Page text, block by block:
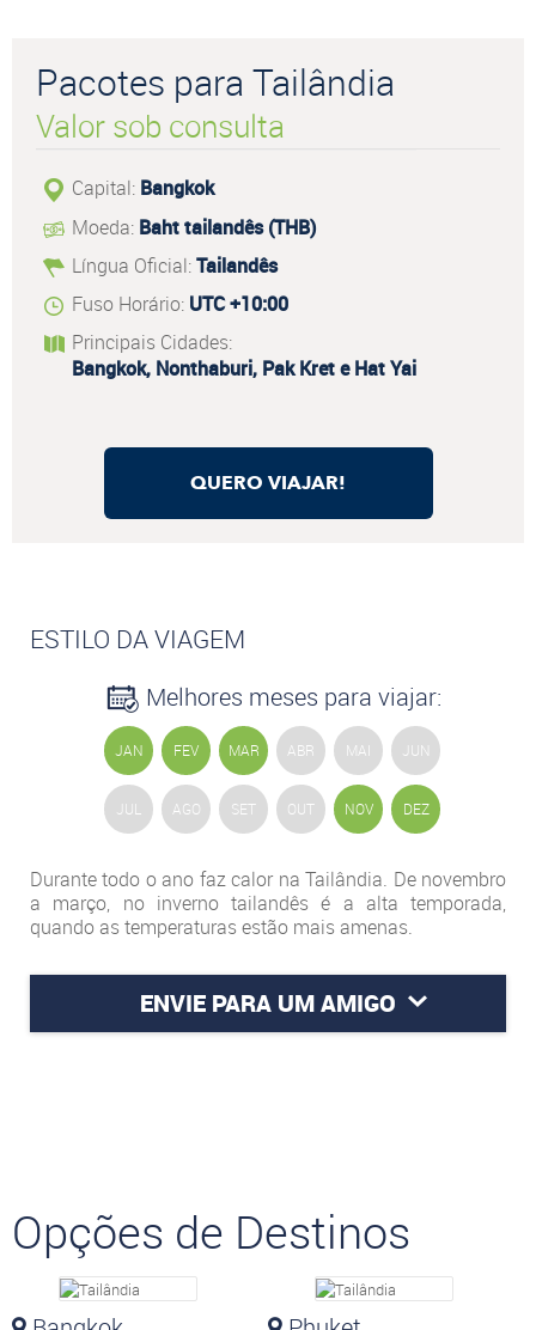
Pacotes para Tailândia
Valor sob consulta
Capital: Bangkok
Moeda: Baht tailandês (THB)
Língua Oficial:Tailandês
Fuso Horário: UTC +10:00
Principais Cidades:
Bangkok, Nonthaburi, Pak Kret e Hat Yai
QUERO VIAJAR!
ESTILO DA VIAGEM
Melhores meses para viajar:
JAN FEV MAR ABR MAI JUN
JUL AGO SET OUT NOV DEZ
Durante todo o ano faz calor na Tailândia. De novembro
a março, no inverno tailandês é a alta temporada,
quando as temperaturas estão mais amenas.
ENVIE PARA UM AMIGO
Opções de Destinos